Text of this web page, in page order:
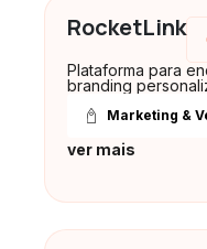
RocketLink
Plataforma para
branding
Marketing &
ver mais